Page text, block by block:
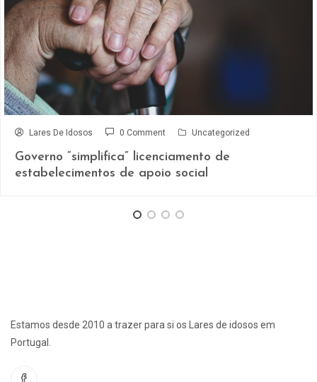
Lares De Idosos 0 Comment Uncategorized
Governo “simplifica” licenciamento de
estabelecimentos de apoio social
Estamos desde 2010 a trazer para si os Lares de idosos em
Portugal.